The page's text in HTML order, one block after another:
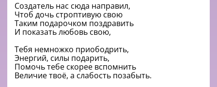
Создатель нас сюда направил,
Чтоб дочь строптивую свою
Таким подарочком поздравить
И показать любовь свою,
Тебя немножко приободрить,
Энергий, силы подарить,
Помочь тебе скорее вспомнить
Величие твоё, а слабость позабыть.